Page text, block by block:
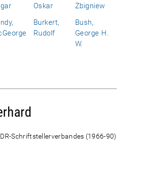
Oskar
Zbigniew
Burkert,
Rudolf
Bush,
George H.
W.
Schriftstellerverbandes (1966-90)